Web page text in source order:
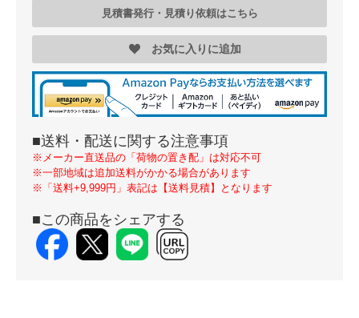
見積書発行・見積り依頼はこちら
お気に入りに追加
■送料・配送に関する注意事項
※メーカー直送品の「荷物の置き配」は対応不可
※一部地域は追加送料がかかる場合があります
※「送料+9,999円」表記は【送料見積】となります
■この商品をシェアする